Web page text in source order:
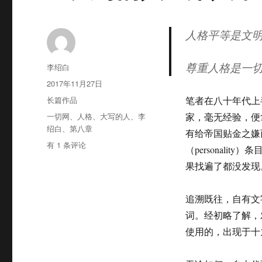
人格平等是文
尊重人格是一
笔者在八十年代
家，毫无经验，
有给帝国贴金之
（personality）
果找遍了都没发
追溯既往，自有
词。经初略了解
使用的，出现于
作
者
李绍白
发
布
于
2017年11月27日
分
长篇作品
标
签
一切网、 人格、 大写的人、李
绍白、第八章
《大
有 1 条评论